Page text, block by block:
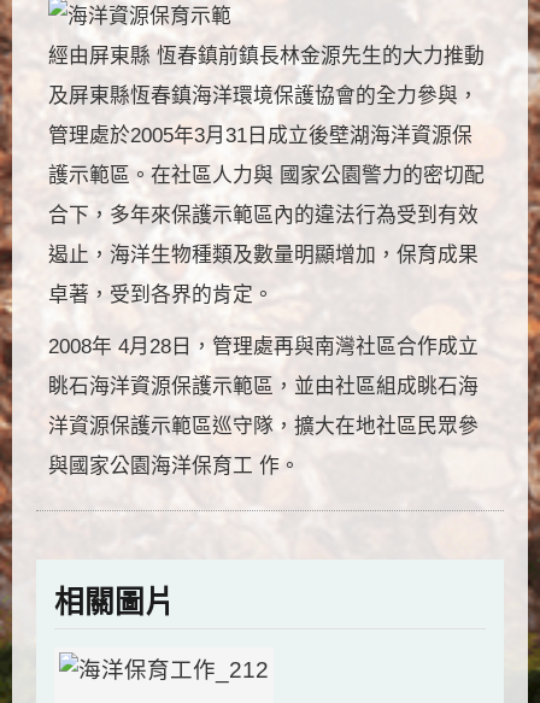
經由屏東縣 恆春鎮前鎮長林金源先生的大力推動
及屏東縣恆春鎮海洋環境保護協會的全力參與，
管理處於2005年3月31日成立後壁湖海洋資源保
護示範區。在社區人力與 國家公園警力的密切配
合下，多年來保護示範區內的違法行為受到有效
遏止，海洋生物種類及數量明顯增加，保育成果
卓著，受到各界的肯定。
2008年 4月28日，管理處再與南灣社區合作成立
眺石海洋資源保護示範區，並由社區組成眺石海
洋資源保護示範區巡守隊，擴大在地社區民眾參
與國家公園海洋保育工 作。
相關圖片